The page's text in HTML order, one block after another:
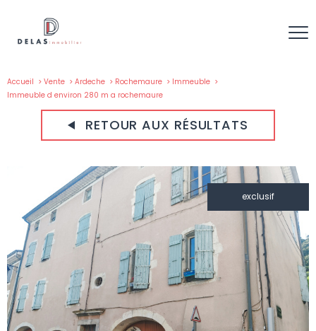
Accueil Vente Ardeche Rochemaure
Immeuble
Immeuble d environ 280 m a rochemaure
RETOUR AUX RÉSULTATS
exclusif